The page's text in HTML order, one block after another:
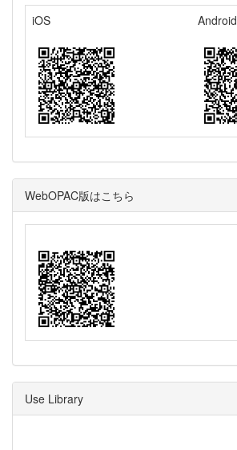
iOS Android
WebOPAC版はこちら
Use Library